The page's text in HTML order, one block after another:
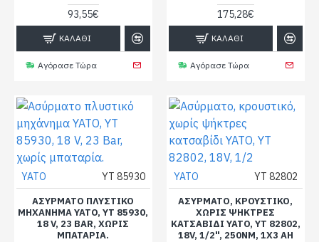
93,55€
ΚΑΛΆΘΙ
Αγόρασε Τώρα
175,28€
ΚΑΛΆΘΙ
Αγόρασε Τώρα
YATO YT 85930
ΑΣΎΡΜΑΤΟ ΠΛΥΣΤΙΚΌ
ΜΗΧΆΝΗΜΑ YATO, YT 85930,
18 V, 23 BAR, ΧΩΡΊΣ
ΜΠΑΤΑΡΊΑ.
YATO YT 82802
ΑΣΎΡΜΑΤΟ, ΚΡΟΥΣΤΙΚΌ,
ΧΩΡΊΣ ΨΉΚΤΡΕΣ
ΚΑΤΣΑΒΊΔΙ YATO, YT 82802,
18V, 1/2", 250NM, 1X3 AH